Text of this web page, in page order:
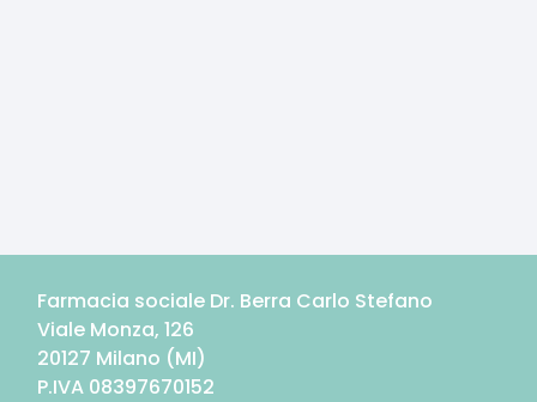
Farmacia sociale Dr. Berra Carlo Stefano
Viale Monza, 126
20127 Milano (MI)
P.IVA 08397670152